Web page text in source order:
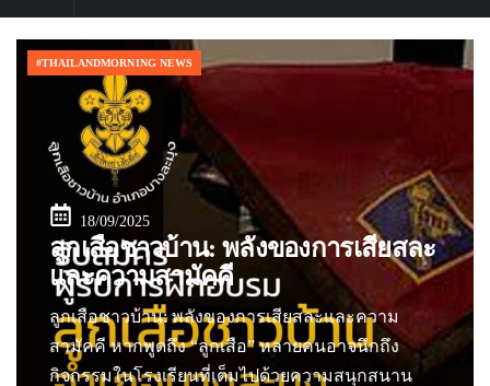
#THAILANDMORNING NEWS
18/09/2025
ลูกเสือชาวบ้าน: พลังของการเสียสละ
และความสามัคคี
ลูกเสือชาวบ้าน: พลังของการเสียสละและความ
สามัคคี หากพูดถึง “ลูกเสือ” หลายคนอาจนึกถึง
กิจกรรมในโรงเรียนที่เต็มไปด้วยความสนุกสนาน